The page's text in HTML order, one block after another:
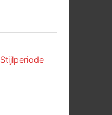
Stijlperiode